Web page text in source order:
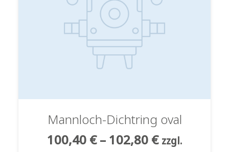
Mannloch-Dichtring oval
100,40 €– 102,80 € zzgl.